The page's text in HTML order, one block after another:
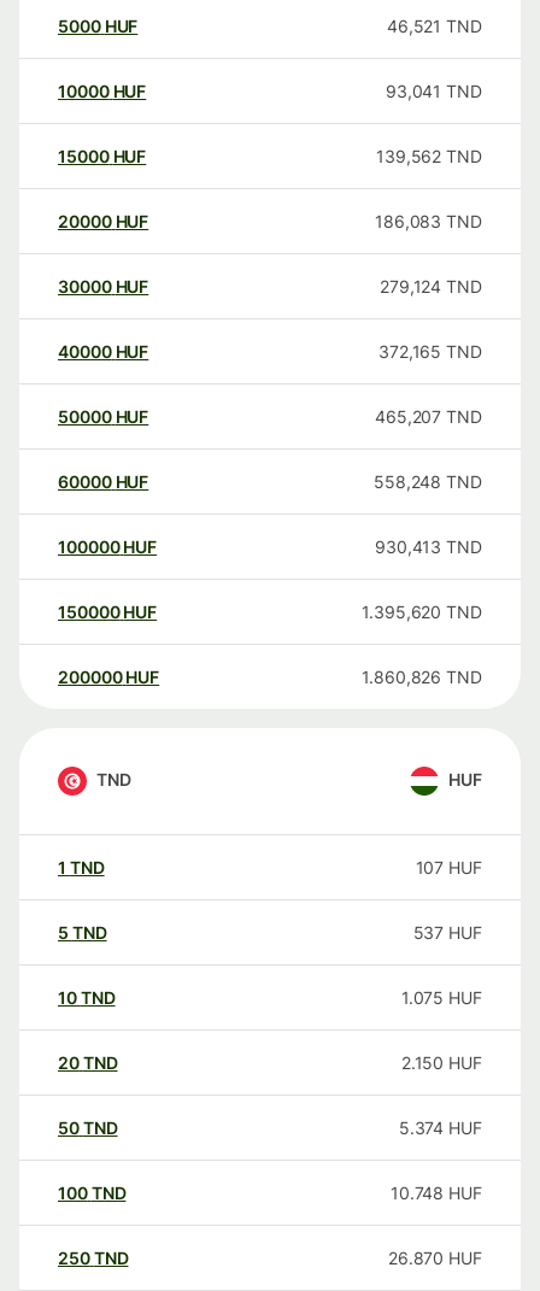
5000 HUF 46,521 TND
10000 HUF 93,041 TND
15000 HUF 139,562 TND
20000 HUF 186,083 TND
30000 HUF 279,124 TND
40000 HUF 372,165 TND
50000 HUF 465,207 TND
60000 HUF 558,248 TND
100000 HUF 930,413 TND
150000 HUF 1.395,620 TND
200000 HUF 1.860,826 TND
TND HUF
1 TND 107 HUF
5 TND 537 HUF
10TND 1.075 HUF
20TND 2.150 HUF
50TND 5.374 HUF
100TND 10.748 HUF
250TND 26.870 HUF